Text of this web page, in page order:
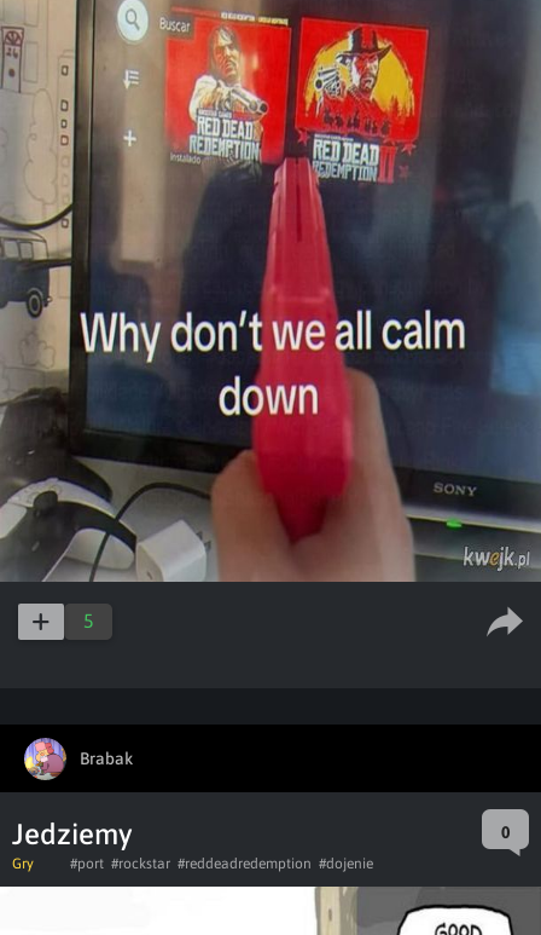
5
Brabak
Jedziemy 0
Gry #port #rockstar #reddeadredemption #dojenie